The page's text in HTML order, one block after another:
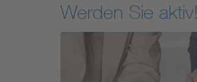
Werden Sie aktiv!